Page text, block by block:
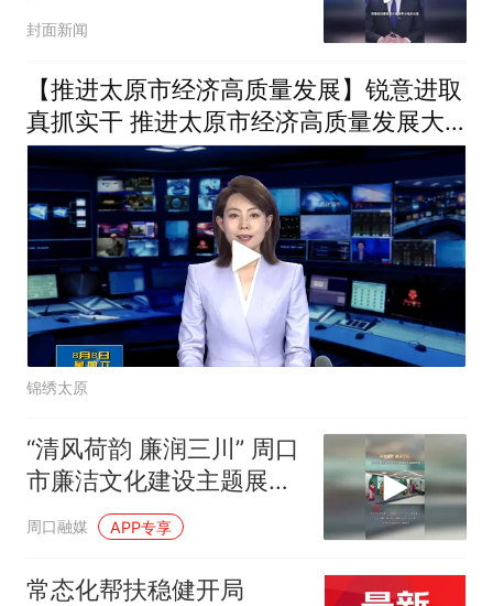
南公开征集黑恶犯罪线
话：0371-65883344
封面新闻
【推进太原市经济高质量发展】锐意进取
真抓实干 推进太原市经济高质量发展大
会在我市各界引发热烈反响（十）
锦绣太原
“清风荷韵 廉润三川” 周口
市廉洁文化建设主题展览
在淮阳开幕
周口融媒 APP专享
常态化帮扶稳健开局